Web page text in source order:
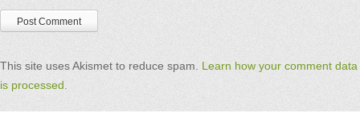
This site uses Akismet to reduce spam. Learn how your comment data
is processed.